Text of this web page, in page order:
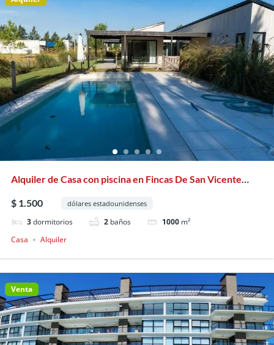
Alquiler de Casa con piscina en Fincas De San Vicente
$ 1.500
dólares estadounidenses
3dormitorios 2 baños 1000 m²
Casa
Alquiler
Venta